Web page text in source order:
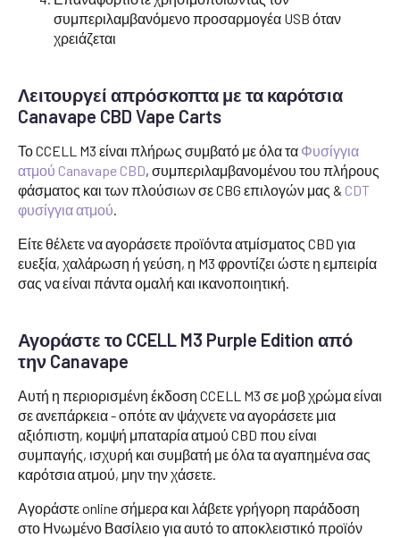
συμπεριλαμβανόμενο προσαρμογέα USB όταν
χρειάζεται
Λειτουργεί απρόσκοπτα με τα καρότσια
Canavape CBD Vape Carts
Το CCELL M3 είναι πλήρως συμβατό με όλα τα Φυσίγγια
ατμού Canavape CBD, συμπεριλαμβανομένου του πλήρους
φάσματος και των πλούσιων σε CBG επιλογών μας & CDT
φυσίγγια ατμού.
Είτε θέλετε να αγοράσετε προϊόντα ατμίσματος CBD για
ευεξία, χαλάρωση ή γεύση, η M3 φροντίζει ώστε η εμπειρία
σας να είναι πάντα ομαλή και ικανοποιητική.
Αγοράστε το CCELL M3 Purple Edition από
την Canavape
Αυτή η περιορισμένη έκδοση CCELL M3 σε μοβ χρώμα είναι
σε ανεπάρκεια - οπότε αν ψάχνετε να αγοράσετε μια
αξιόπιστη, κομψή μπαταρία ατμού CBD που είναι
συμπαγής, ισχυρή και συμβατή με όλα τα αγαπημένα σας
καρότσια ατμού, μην την χάσετε.
Αγοράστε online σήμερα και λάβετε γρήγορη παράδοση
στο Ηνωμένο Βασίλειο για αυτό το αποκλειστικό προϊόν